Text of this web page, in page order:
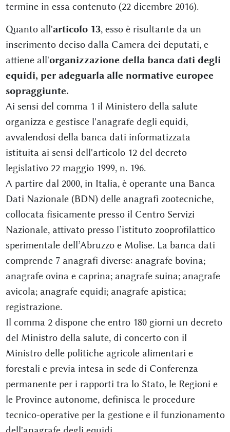
termine in essa contenuto (22 dicembre 2016).
Quanto all'articolo 13, esso è risultante da un
inserimento deciso dalla Camera dei deputati, e
attiene all'organizzazione della banca dati degli
equidi, per adeguarla alle normative europee
sopraggiunte.
Ai sensi del comma 1 il Ministero della salute
organizza e gestisce l'anagrafe degli equidi,
avvalendosi della banca dati informatizzata
istituita ai sensi dell'articolo 12 del decreto
legislativo 22 maggio 1999, n. 196.
A partire dal 2000, in Italia, è operante una Banca
Dati Nazionale (BDN) delle anagrafi zootecniche,
collocata fisicamente presso il Centro Servizi
Nazionale, attivato presso l’istituto zooprofilattico
sperimentale dell’Abruzzo e Molise. La banca dati
comprende 7 anagrafi diverse: anagrafe bovina;
anagrafe ovina e caprina; anagrafe suina; anagrafe
avicola; anagrafe equidi; anagrafe apistica;
registrazione.
Il comma 2 dispone che entro 180 giorni un decreto
del Ministro della salute, di concerto con il
Ministro delle politiche agricole alimentari e
forestali e previa intesa in sede di Conferenza
permanente per i rapporti tra lo Stato, le Regioni e
le Province autonome, definisca le procedure
tecnico-operative per la gestione e il funzionamento